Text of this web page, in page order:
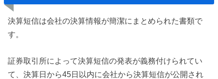
決算短信は会社の決算情報が簡潔にまとめられた書類で
す。
証券取引所によって決算短信の発表が義務付けられてい
て、決算日から45日以内に会社から決算短信が公開され